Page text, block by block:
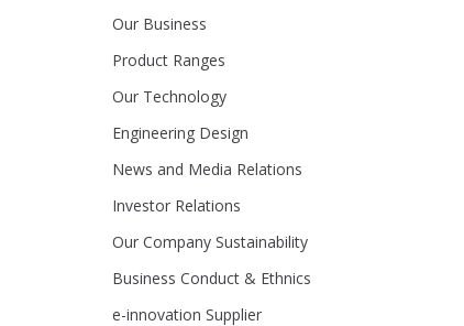
Our Business
Product Ranges
Our Technology
Engineering Design
News and Media Relations
Investor Relations
Our Company Sustainability
Business Conduct & Ethnics
e-innovation Supplier